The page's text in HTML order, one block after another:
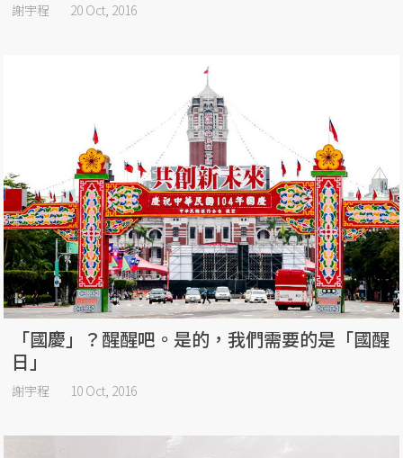
謝宇程 20 Oct, 2016
「國慶」？醒醒吧。是的，我們需要的是「國醒
日」
謝宇程 10 Oct, 2016